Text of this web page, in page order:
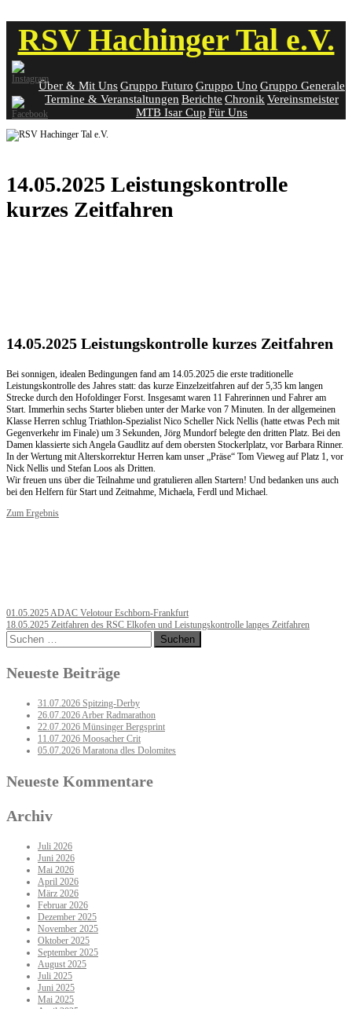
content
RSV Hachinger Tal e.V.
Über & Mit UnsGruppo Futuro Gruppo Uno Gruppo Generale
Termine & Veranstaltungen Berichte Chronik Vereinsmeister
MTB Isar Cup Für Uns
14.05.2025 Leistungskontrolle
kurzes Zeitfahren
14.05.2025 Leistungskontrolle kurzes Zeitfahren
Bei sonnigen, idealen Bedingungen fand am 14.05.2025 die erste traditionelle
Leistungskontrolle des Jahres statt: das kurze Einzelzeitfahren auf der 5,35 km langen
Strecke durch den Hofoldinger Forst. Insgesamt waren 11 Fahrerinnen und Fahrer am
Start. Immerhin sechs Starter blieben unter der Marke von 7 Minuten. In der allgemeinen
Klasse Herren schlug Triathlon-Spezialist Nico Scheller Nick Nellis (hatte etwas Pech mit
Gegenverkehr im Finale) um 3 Sekunden, Jörg Mundorf belegte den dritten Platz. Bei den
Damen klassierte sich Angela Gaudlitz auf dem obersten Stockerlplatz, vor Barbara Rinner.
In der Wertung mit Alterskorrektur Herren kam unser „Präse“ Tom Vieweg auf Platz 1, vor
Nick Nellis und Stefan Loos als Dritten.
Wir freuen uns über die Teilnahme und gratulieren allen Startern! Und bedanken uns auch
bei den Helfern für Start und Zeitnahme, Michaela, Ferdl und Michael.
Zum Ergebnis
Post
navigation
01.05.2025 ADAC Velotour Eschborn-Frankfurt
18.05.2025 Zeitfahren des RSC Elkofen und Leistungskontrolle langes Zeitfahren
Suchen
nach:
Neueste Beiträge
31.07.2026 Spitzing-Derby
26.07.2026 Arber Radmarathon
22.07.2026 Münsinger Bergsprint
11.07.2026 Moosacher Crit
05.07.2026 Maratona dles Dolomites
Neueste Kommentare
Archiv
Juli 2026
Juni 2026
Mai 2026
April 2026
März 2026
Februar 2026
Dezember 2025
November 2025
Oktober 2025
September 2025
August 2025
Juli 2025
Juni 2025
Mai 2025